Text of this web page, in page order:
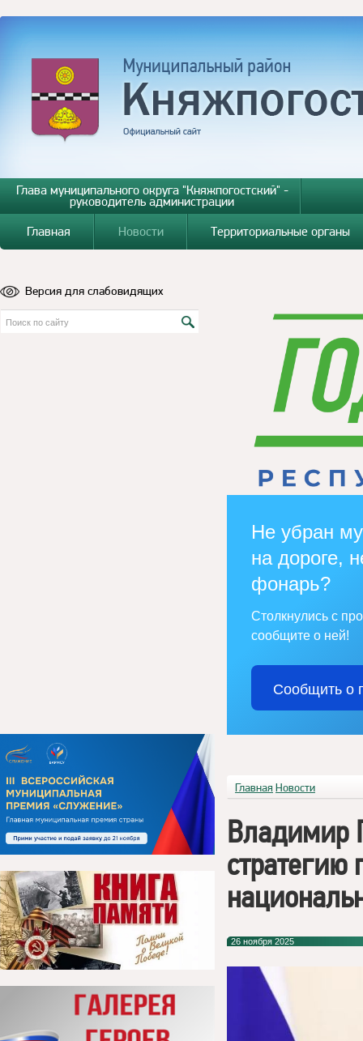
Глава муниципального округа "Княжпогостский" -
руководитель администрации
Главная
Новости Территориальные органы
Версия для слабовидящих
Не убран
на дороге,
фонарь?
Столкнулись с
сообщите о ней!
Сообщить о
Главная Новости
Владимир
стратегию
26 ноября 2025